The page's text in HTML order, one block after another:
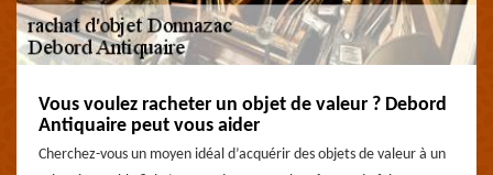
Vous voulez racheter un objet de valeur ? Debord
Antiquaire peut vous aider
Cherchez-vous un moyen idéal d’acquérir des objets de valeur à un